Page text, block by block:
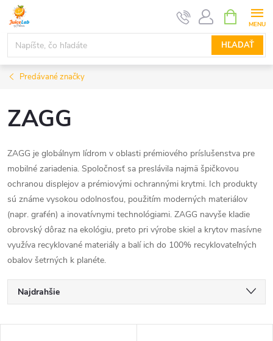
Prejsť
obsah
HĽADAŤ
KOŠÍK
Predávané značky
ZAGG
ZAGG je globálnym lídrom v oblasti prémiového príslušenstva pre
mobilné zariadenia. Spoločnosť sa preslávila najmä špičkovou
ochranou displejov a prémiovými ochrannými krytmi. Ich produkty
sú známe vysokou odolnosťou, použitím moderných materiálov
(napr. grafén) a inovatívnymi technológiami. ZAGG navyše kladie
obrovský dôraz na ekológiu, preto pri výrobe skiel a krytov masívne
využíva recyklované materiály a balí ich do 100% recyklovateľných
obalov šetrných k planéte.
R
a
Najdrahšie